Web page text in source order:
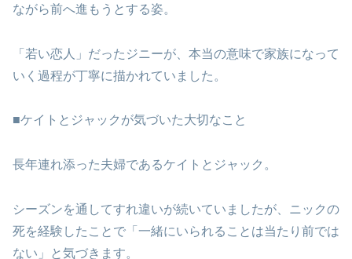
ながら前へ進もうとする姿。
「若い恋人」だったジニーが、本当の意味で家族になって
いく過程が丁寧に描かれていました。
■ケイトとジャックが気づいた大切なこと
長年連れ添った夫婦であるケイトとジャック。
シーズンを通してすれ違いが続いていましたが、ニックの
死を経験したことで「一緒にいられることは当たり前では
ない」と気づきます。